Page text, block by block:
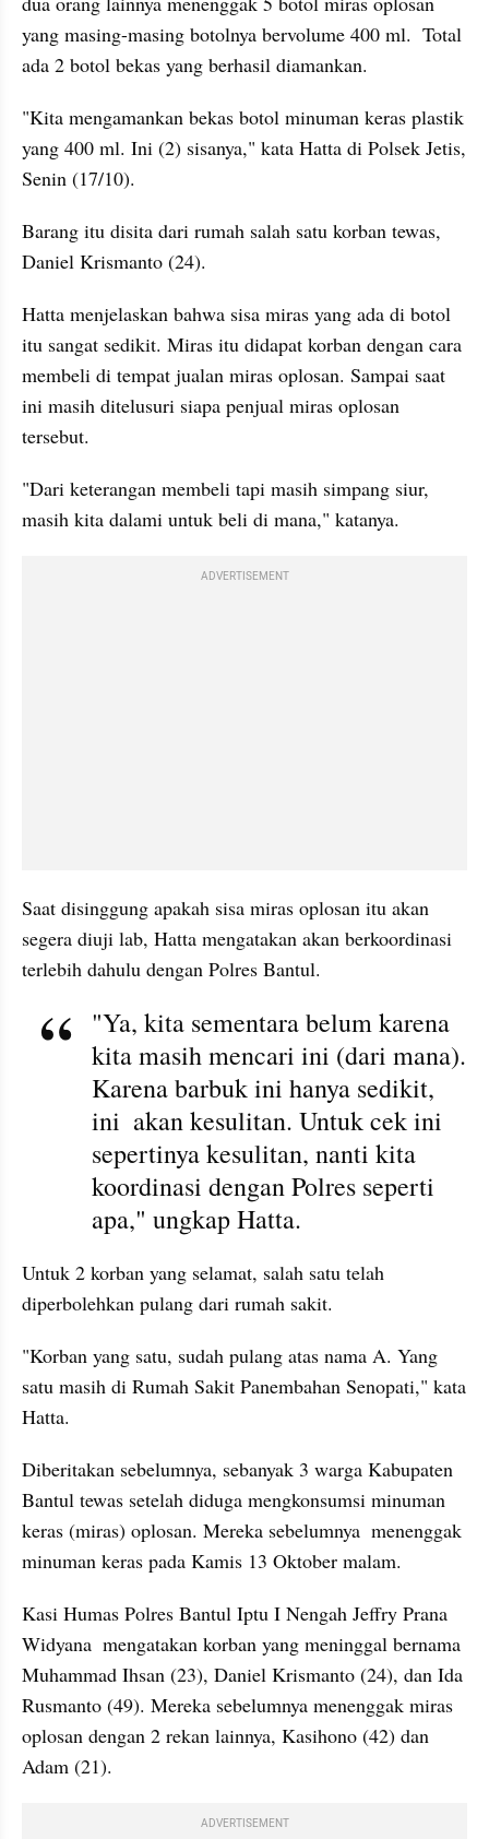
yang masing-masing botolnya bervolume 400 ml.  Total
ada 2 botol bekas yang berhasil diamankan.
"Kita mengamankan bekas botol minuman keras plastik
yang 400 ml. Ini (2) sisanya," kata Hatta di Polsek Jetis,
Senin (17/10).
Barang itu disita dari rumah salah satu korban tewas,
Daniel Krismanto (24).
Hatta menjelaskan bahwa sisa miras yang ada di botol
itu sangat sedikit. Miras itu didapat korban dengan cara
membeli di tempat jualan miras oplosan. Sampai saat
ini masih ditelusuri siapa penjual miras oplosan
tersebut.
"Dari keterangan membeli tapi masih simpang siur,
masih kita dalami untuk beli di mana," katanya.
ADVERTISEMENT
Saat disinggung apakah sisa miras oplosan itu akan
segera diuji lab, Hatta mengatakan akan berkoordinasi
terlebih dahulu dengan Polres Bantul.
"Ya, kita sementara belum karena
kita masih mencari ini (dari mana).
Karena barbuk ini hanya sedikit,
ini  akan kesulitan. Untuk cek ini
sepertinya kesulitan, nanti kita
koordinasi dengan Polres seperti
apa," ungkap Hatta.
Untuk 2 korban yang selamat, salah satu telah
diperbolehkan pulang dari rumah sakit.
"Korban yang satu, sudah pulang atas nama A. Yang
satu masih di Rumah Sakit Panembahan Senopati," kata
Hatta.
Diberitakan sebelumnya, sebanyak 3 warga Kabupaten
Bantul tewas setelah diduga mengkonsumsi minuman
keras (miras) oplosan. Mereka sebelumnya  menenggak
minuman keras pada Kamis 13 Oktober malam.
Kasi Humas Polres Bantul Iptu I Nengah Jeffry Prana
Widyana  mengatakan korban yang meninggal bernama
Muhammad Ihsan (23), Daniel Krismanto (24), dan Ida
Rusmanto (49). Mereka sebelumnya menenggak miras
oplosan dengan 2 rekan lainnya, Kasihono (42) dan
Adam (21).
ADVERTISEMENT